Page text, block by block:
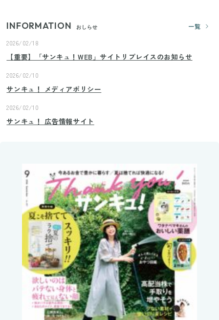
INFORMATION おしらせ
一覧
2026/02/18
【重要】「サンキュ！WEB」サイトリプレイスのお知らせ
2026/02/10
サンキュ！ メディアポリシー
2026/02/10
サンキュ！ 広告情報サイト